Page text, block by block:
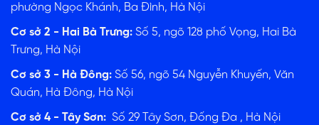
phường Ngọc Khánh, Ba Đình, Hà Nội
Cơ sở 2 - Hai Bà Trưng: Số 5, ngõ 128 phố Vọng, Hai Bà
Trưng, Hà Nội
Cơ sở 3 - Hà Đông: Số 56, ngõ 54 Nguyễn Khuyến, Văn
Quán, Hà Đông, Hà Nội
Cơ sở 4 - Tây Sơn: Số 29 Tây Sơn, Đống Đa , Hà Nội